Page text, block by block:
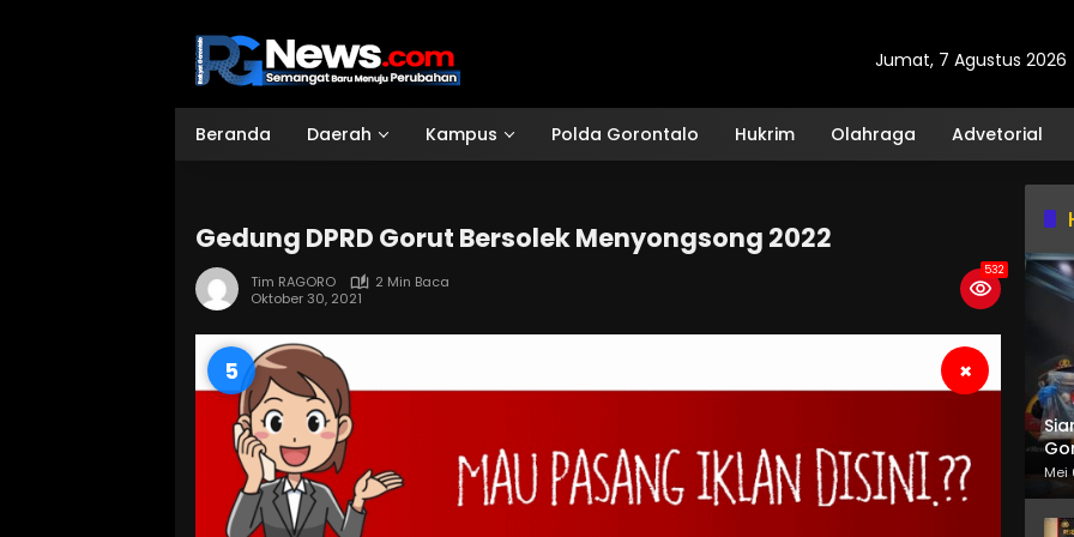
Jumat, 7 Agustus 2026
Beranda Daerah Kampus Polda Gorontalo Hukrim Olahraga Advetorial
Gedung DPRD Gorut Bersolek Menyongsong 2022
Tim RAGORO
2 Min Baca
Oktober 30, 2021
532
3 ×
Mei